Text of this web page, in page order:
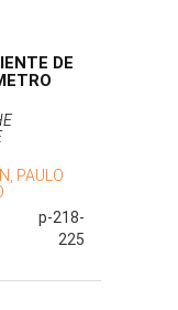
DE
PAULO
p-218-
225